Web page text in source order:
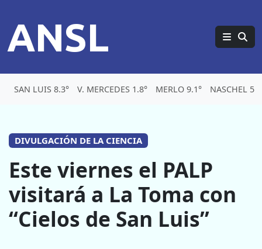
ANSL
SAN LUIS 8.3° V. MERCEDES 1.8° MERLO 9.1° NASCHEL
DIVULGACIÓN DE LA CIENCIA
Este viernes el PALP
visitará a La Toma con
“Cielos de San Luis”